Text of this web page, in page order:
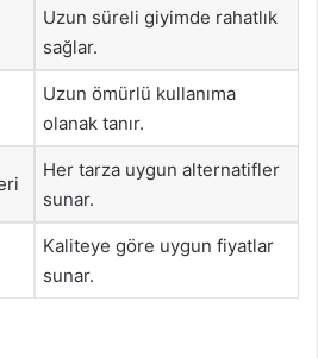
Uzun süreli giyimde rahatlık
sağlar.
Uzun ömürlü kullanıma
olanak tanır.
Her tarza uygun alternatifler
sunar.
Kaliteye göre uygun fiyatlar
sunar.